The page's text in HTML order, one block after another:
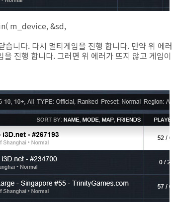
m_device, &sd,
니다. 다시 멀티게임을 진행 합니다. 만약 위 에러
진행 합니다. 그러면 위 에러가 뜨지 않고 게임이